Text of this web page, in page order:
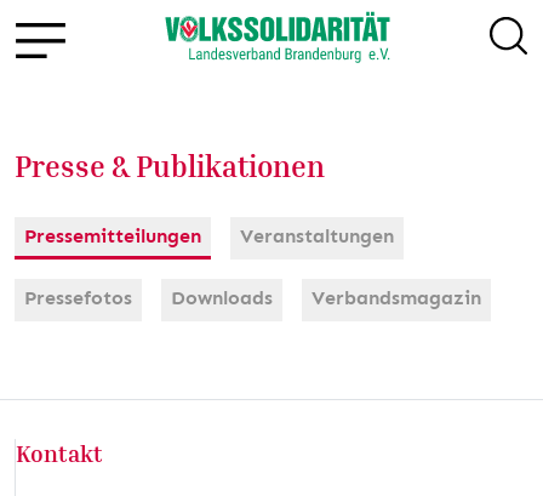
Presse & Publikationen
Pressemitteilungen Veranstaltungen
Pressefotos Downloads Verbandsmagazin
Kontakt